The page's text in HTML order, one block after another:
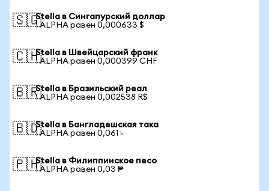
🇸🇬Stella в Сингапурский доллар
1 ALPHA равен 0,000633 $
🇨🇭Stella в Швейцарский франк
1 ALPHA равен 0,000399 CHF
🇧🇷Stella в Бразильский реал
1 ALPHA равен 0,002538 R$
🇧🇩Stella в Бангладешская така
1 ALPHA равен 0,061 ৳
🇵🇭Stella в Филиппинское песо
1 ALPHA равен 0,03 ₱